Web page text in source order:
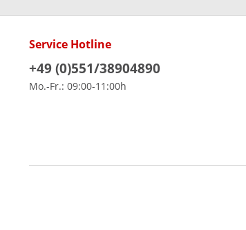
Service Hotline
+49 (0)551/38904890
Mo.-Fr.: 09:00-11:00h